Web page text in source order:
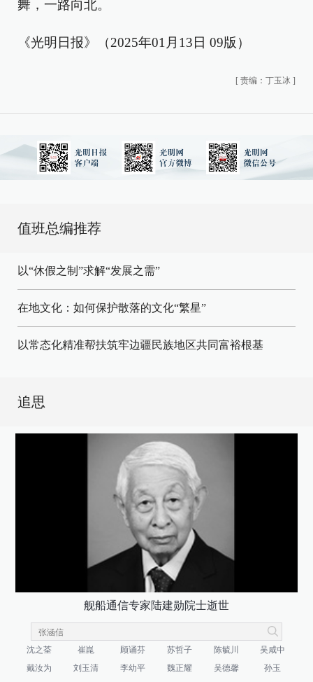
舞，一路向北。
《光明日报》（2025年01月13日 09版）
[ 责编：丁玉冰 ]
值班总编推荐
以“休假之制”求解“发展之需”
在地文化：如何保护散落的文化“繁星”
以常态化精准帮扶筑牢边疆民族地区共同富裕根基
追思
舰船通信专家陆建勋院士逝世
沈之荃 崔崑 顾诵芬 苏哲子 陈毓川
吴咸中
戴汝为
刘玉清 李幼平 魏正耀 吴德馨 孙玉